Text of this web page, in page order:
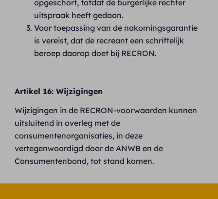
opgeschort, totdat de burgerlijke rechter
uitspraak heeft gedaan.
Voor toepassing van de nakomingsgarantie
is vereist, dat de recreant een schriftelijk
beroep daarop doet bij RECRON.
Artikel 16: Wijzigingen
Wijzigingen in de RECRON-voorwaarden kunnen
uitsluitend in overleg met de
consumentenorganisaties, in deze
vertegenwoordigd door de ANWB en de
Consumentenbond, tot stand komen.